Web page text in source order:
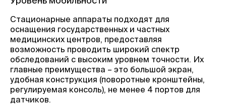
Стационарные аппараты подходят для
оснащения государственных и частных
медицинских центров, предоставляя
возможность проводить широкий спектр
обследований с высоким уровнем точности. Их
главные преимущества – это большой экран,
удобная конструкция (поворотные кронштейны,
регулируемая консоль), не менее 4 портов для
датчиков.